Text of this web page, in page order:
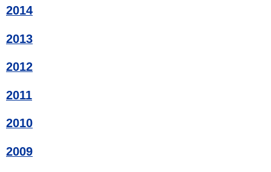
2014
2013
2012
2011
2010
2009